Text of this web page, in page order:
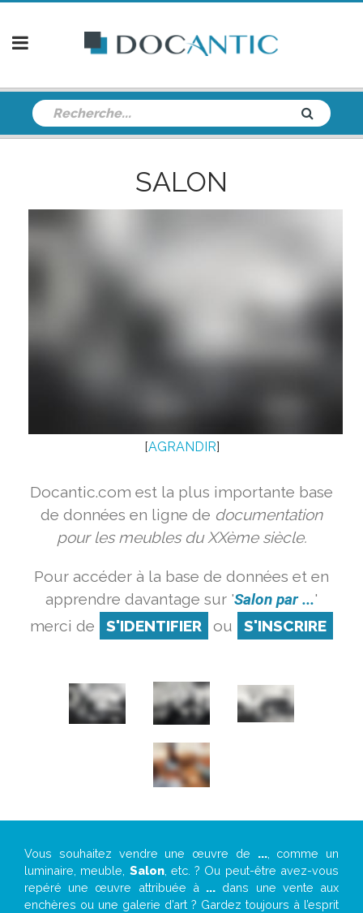
SALON
[AGRANDIR]
Docantic.com est la plus importante base
de données en ligne de documentation
pour les meubles du XXème siècle.
Pour accéder à la base de données et en
apprendre davantage sur 'Salon par ...'
merci de
S'IDENTIFIER ou S'INSCRIRE
Vous souhaitez vendre une œuvre de ..., comme un
luminaire, meuble, Salon, etc. ? Ou peut-être avez-vous
repéré une œuvre attribuée à ... dans une vente aux
enchères ou une galerie d’art ? Gardez toujours à l’esprit